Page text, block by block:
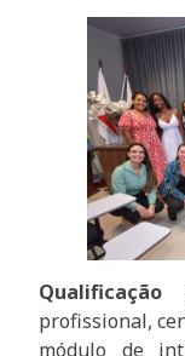
Qualificação
profissional,
módulo de